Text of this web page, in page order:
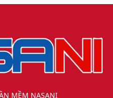
MỀM NASANI